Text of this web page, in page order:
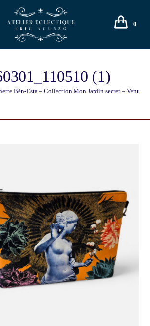
0
(1)
Bèn-Esta – Collection Mon Jardin secret – Venus